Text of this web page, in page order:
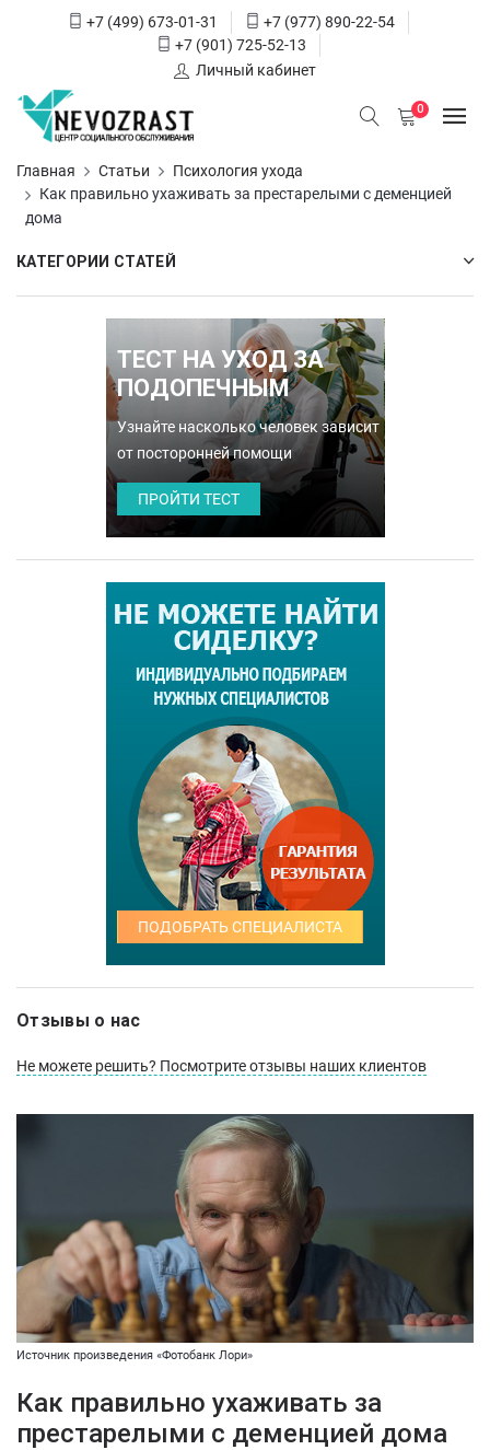
+7 (499) 673-01-31
+7 (977) 890-22-54
+7 (901) 725-52-13
Личный кабинет
0
Главная Статьи
Психология ухода
Как правильно ухаживать за престарелыми с деменцией
дома
КАТЕГОРИИ СТАТЕЙ
ТЕСТ НА УХОД ЗА
ПОДОПЕЧНЫМ
Узнайте насколько человек зависит
от посторонней помощи
ПРОЙТИ ТЕСТ
ПОДОБРАТЬ СПЕЦИАЛИСТА
Отзывы о нас
Не можете решить? Посмотрите отзывы наших клиентов
Источник произведения «Фотобанк Лори»
Как правильно ухаживать за
престарелыми с деменцией дома